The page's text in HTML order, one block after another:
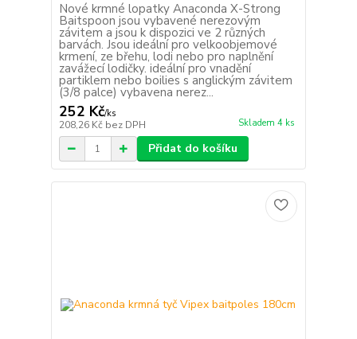
Nové krmné lopatky Anaconda X-Strong
Baitspoon jsou vybavené nerezovým
závitem a jsou k dispozici ve 2 různých
barvách. Jsou ideální pro velkoobjemové
krmení, ze břehu, lodi nebo pro naplnění
zavážecí lodičky. ideální pro vnadění
partiklem nebo boilies s anglickým závitem
(3/8 palce) vybavena nerez...
252 Kč/ks
208,26 Kč bez DPH Skladem 4 ks
Přidat do košíku